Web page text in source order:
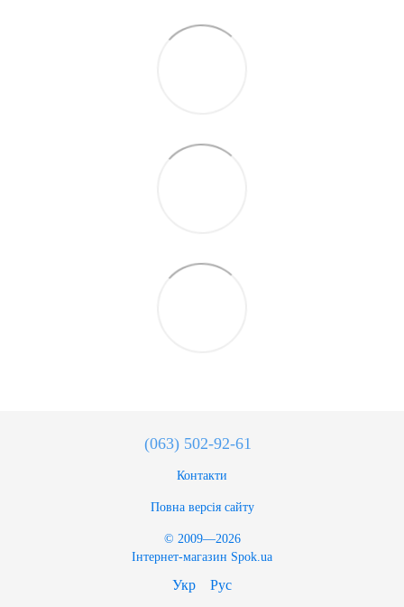
(063) 502-92-61
Контакти
Повна версія сайту
© 2009—2026
Інтернет-магазин Spok.ua
Укр Рус